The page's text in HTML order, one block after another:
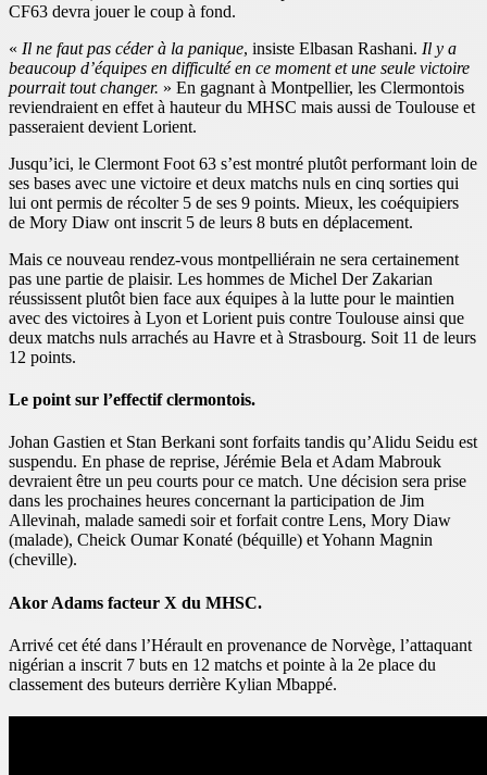
CF63 devra jouer le coup à fond.
« Il ne faut pas céder à la panique, insiste Elbasan Rashani. Il y a
beaucoup d’équipes en difficulté en ce moment et une seule victoire
pourrait tout changer. » En gagnant à Montpellier, les Clermontois
reviendraient en effet à hauteur du MHSC mais aussi de Toulouse et
passeraient devient Lorient.
Jusqu’ici, le Clermont Foot 63 s’est montré plutôt performant loin de
ses bases avec une victoire et deux matchs nuls en cinq sorties qui
lui ont permis de récolter 5 de ses 9 points. Mieux, les coéquipiers
de Mory Diaw ont inscrit 5 de leurs 8 buts en déplacement.
Mais ce nouveau rendez-vous montpelliérain ne sera certainement
pas une partie de plaisir. Les hommes de Michel Der Zakarian
réussissent plutôt bien face aux équipes à la lutte pour le maintien
avec des victoires à Lyon et Lorient puis contre Toulouse ainsi que
deux matchs nuls arrachés au Havre et à Strasbourg. Soit 11 de leurs
12 points.
Le point sur l’effectif clermontois.
Johan Gastien et Stan Berkani sont forfaits tandis qu’Alidu Seidu est
suspendu. En phase de reprise, Jérémie Bela et Adam Mabrouk
devraient être un peu courts pour ce match. Une décision sera prise
dans les prochaines heures concernant la participation de Jim
Allevinah, malade samedi soir et forfait contre Lens, Mory Diaw
(malade), Cheick Oumar Konaté (béquille) et Yohann Magnin
(cheville).
Akor Adams facteur X du MHSC.
Arrivé cet été dans l’Hérault en provenance de Norvège, l’attaquant
nigérian a inscrit 7 buts en 12 matchs et pointe à la 2e place du
classement des buteurs derrière Kylian Mbappé.